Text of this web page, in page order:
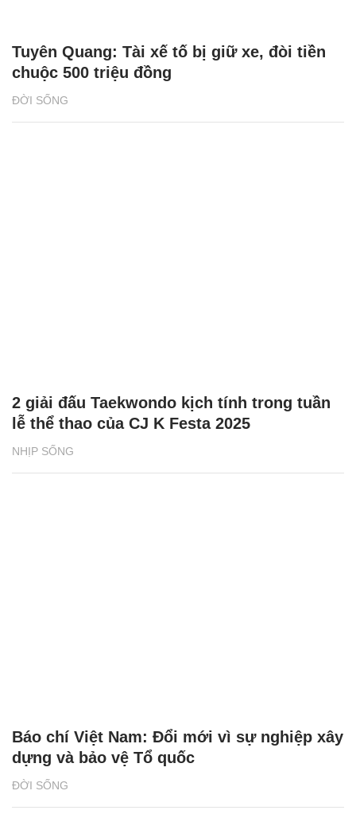
ĐỜI SỐNG
Tuyên Quang: Tài xế tố bị giữ xe, đòi tiền
chuộc 500 triệu đồng
NHỊP SỐNG
2 giải đấu Taekwondo kịch tính trong tuần
lễ thể thao của CJ K Festa 2025
ĐỜI SỐNG
Báo chí Việt Nam: Đổi mới vì sự nghiệp xây
dựng và bảo vệ Tổ quốc